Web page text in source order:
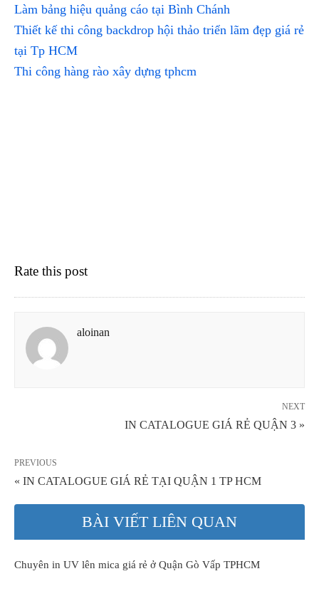
Làm bảng hiệu quảng cáo tại Bình Chánh
Thiết kế thi công backdrop hội thảo triển lãm đẹp giá rẻ
tại Tp HCM
Thi công hàng rào xây dựng tphcm
Rate this post
aloinan
NEXT
IN CATALOGUE GIÁ RẺ QUẬN 3 »
PREVIOUS
« IN CATALOGUE GIÁ RẺ TẠI QUẬN 1 TP HCM
BÀI VIẾT LIÊN QUAN
Chuyên in UV lên mica giá rẻ ở Quận Gò Vấp TPHCM